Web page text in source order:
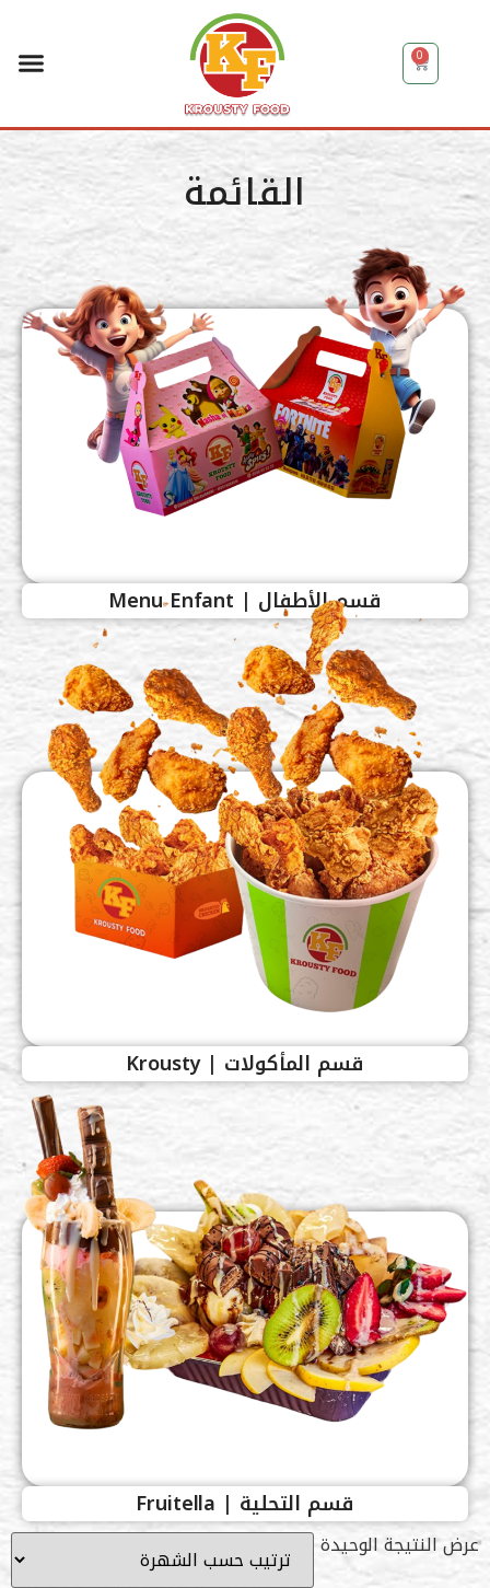
0
القائمة
قسم الأطفال | Menu Enfant
قسم المأكولات | Krousty
قسم التحلية | Fruitella
عرض النتيجة الوحيدة